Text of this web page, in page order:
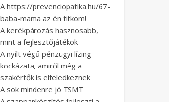
A https://prevenciopatika.hu/67-
baba-mama az én titkom!
A kerékpározás hasznosabb,
mint a fejlesztőjátékok
A nyílt végű pénzügyi lízing
kockázata, amiről még a
szakértők is elfeledkeznek
A sok mindenre jó TSMT